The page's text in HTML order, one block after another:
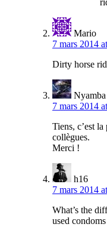
Mario
7 mars 2014
Dirty horse
Nyamba
7 mars 2014
Tiens, c’est
collègues.
Merci !
h16
7 mars 2014
What’s the
used